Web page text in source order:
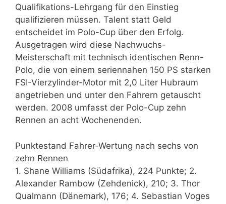
Qualifikations-Lehrgang für den Einstieg
qualifizieren müssen. Talent statt Geld
entscheidet im Polo-Cup über den Erfolg.
Ausgetragen wird diese Nachwuchs-
Meisterschaft mit technisch identischen Renn-
Polo, die von einem seriennahen 150 PS starken
FSI-Vierzylinder-Motor mit 2,0 Liter Hubraum
angetrieben und unter den Fahrern getauscht
werden. 2008 umfasst der Polo-Cup zehn
Rennen an acht Wochenenden.
Punktestand Fahrer-Wertung nach sechs von
zehn Rennen
1. Shane Williams (Südafrika), 224 Punkte; 2.
Alexander Rambow (Zehdenick), 210; 3. Thor
Qualmann (Dänemark), 176; 4. Sebastian Voges